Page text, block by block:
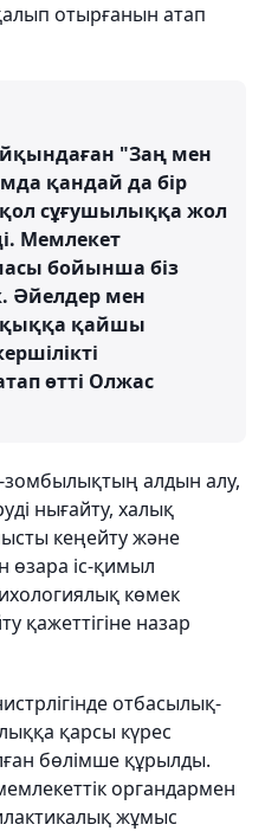
отырғанын атап
"Заң мен
қандай да бір
сұғушылыққа жол
Мемлекет
бойынша біз
Әйелдер мен
қайшы
өтті Олжас
алдын алу,
нығайту, халық
кеңейту және
өзара іс-қимыл
көмек
қажеттігіне назар
отбасылық-
қарсы күрес
бөлімше құрылды.
органдармен
жұмыс